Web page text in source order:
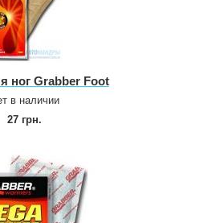
ног Grabber Foot
в наличии
27 грн.